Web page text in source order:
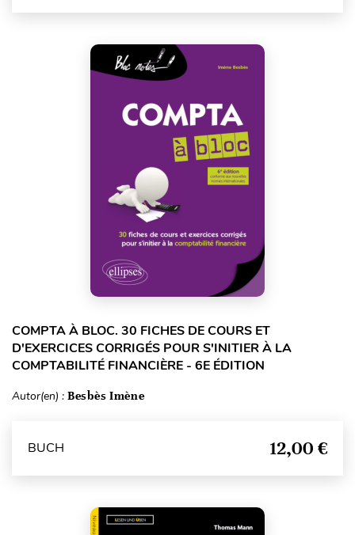
COMPTA À BLOC. 30 FICHES DE COURS ET
D'EXERCICES CORRIGÉS POUR S'INITIER À LA
COMPTABILITÉ FINANCIÈRE - 6E ÉDITION
Autor(en) : Besbès Imène
BUCH 12,00 €